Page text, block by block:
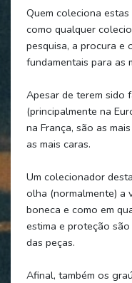
Quem coleciona
como qualquer
pesquisa, a procura e
fundamentais para as
Apesar de terem sido
(principalmente na
na França, são as
as mais caras.
Um colecionador
olha (normalmente) a
boneca e como em
estima e proteção
das peças.
Afinal, também os